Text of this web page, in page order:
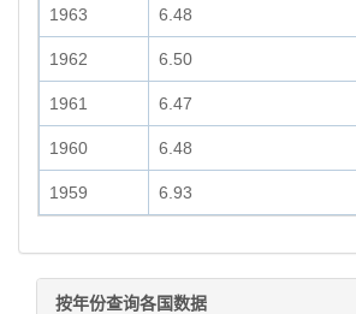
1963 6.48
1962 6.50
1961 6.47
1960 6.48
1959 6.93
按年份查询各国数据